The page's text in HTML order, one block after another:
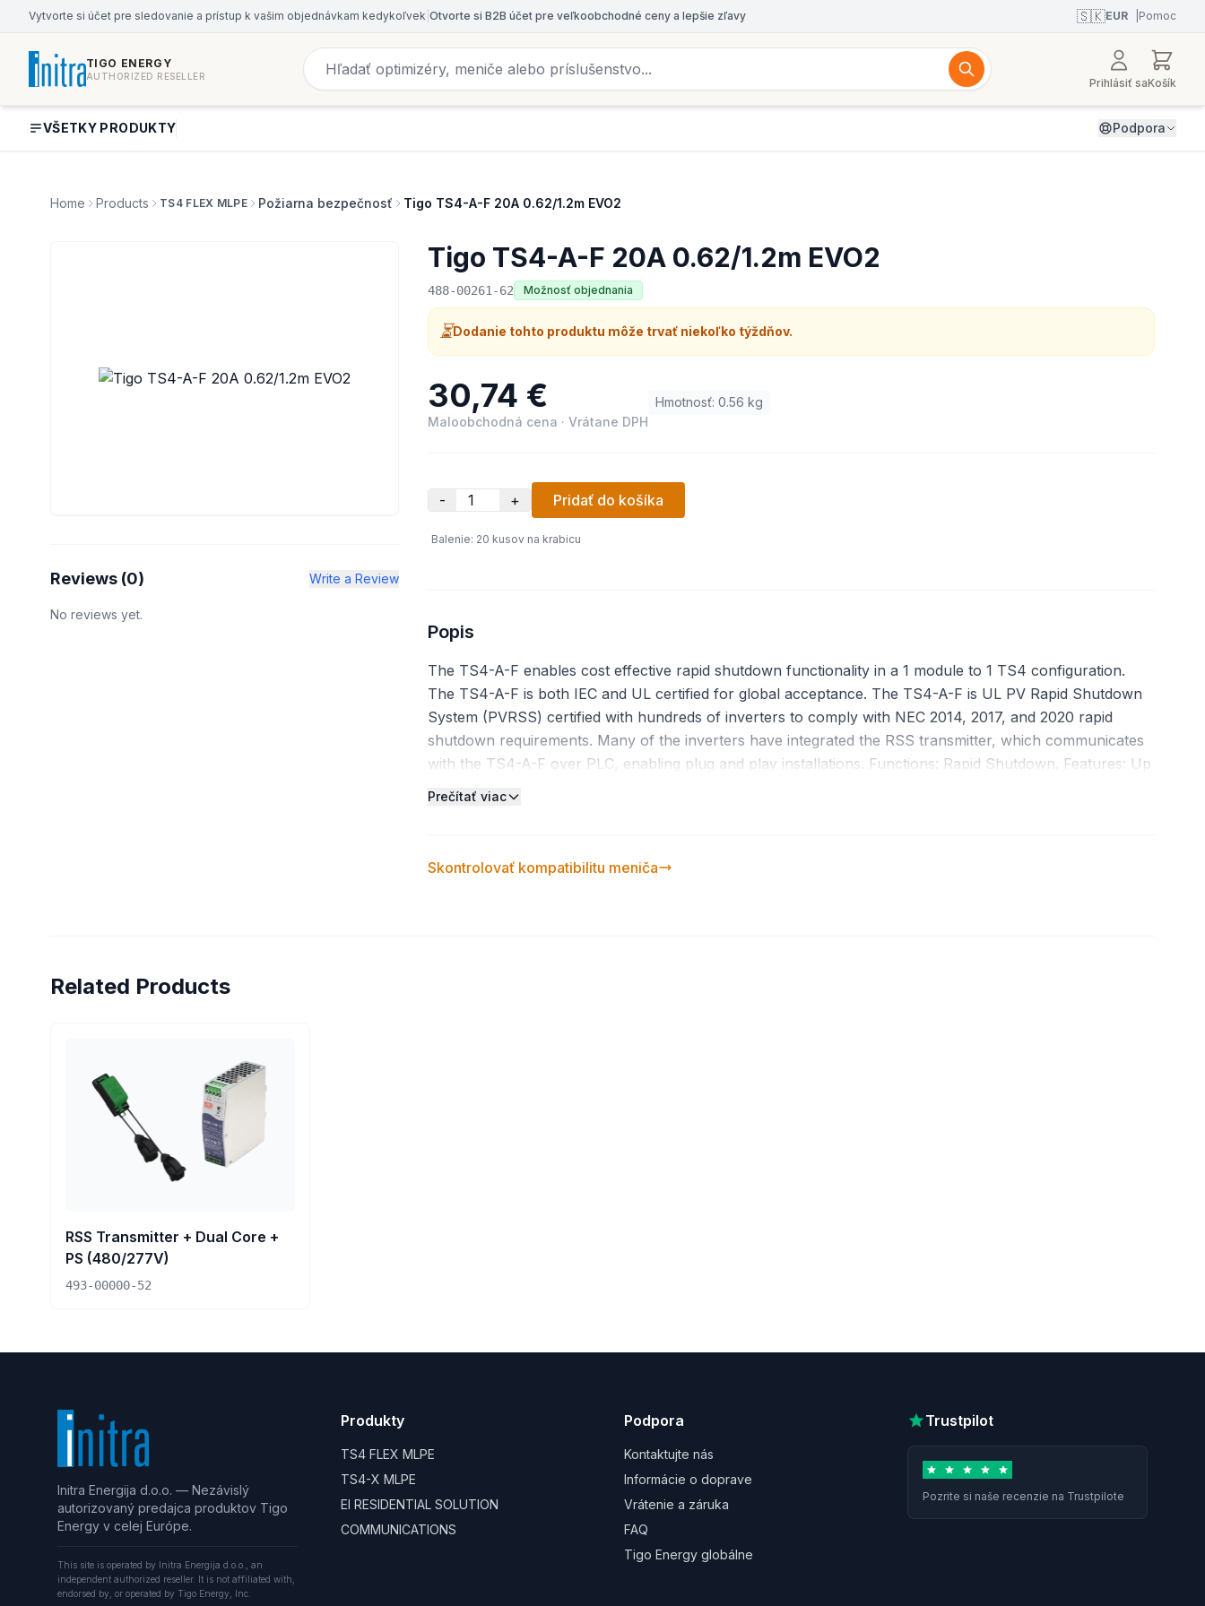
Vytvorte si účet pre sledovanie a prístup k vašim objednávkam kedykoľvek Otvorte si B2B účet pre veľkoobchodné ceny a lepšie zľavy 🇸🇰EUR Pomoc
TIGO ENERGY
AUTHORIZED RESELLER Prihlásiť saKošík
VŠETKY PRODUKTY Podpora
Home Products TS4 FLEX MLPE Požiarna bezpečnosť Tigo TS4-A-F 20A 0.62/1.2m EVO2
Reviews (0) Write a Review
No reviews yet.
Tigo TS4-A-F 20A 0.62/1.2m EVO2
488-00261-62 Možnosť objednania
⏳Dodanie tohto produktu môže trvať niekoľko týždňov.
30,74 €
Maloobchodná cena ·Vrátane DPH
Hmotnosť:0.56 kg
- + Pridať do košíka
Balenie: 20 kusov na krabicu
Popis
The TS4-A-F enables cost effective rapid shutdown functionality in a 1 module to 1 TS4 configuration.
The TS4-A-F is both IEC and UL certified for global acceptance. The TS4-A-F is UL PV Rapid Shutdown
System (PVRSS) certified with hundreds of inverters to comply with NEC 2014, 2017, and 2020 rapid
shutdown requirements. Many of the inverters have integrated the RSS transmitter, which communicates
with the TS4-A-F over PLC, enabling plug and play installations. Functions: Rapid Shutdown. Features: Up
to 725W (UL) 700W (IEC) per channel, IEC and UL certified, Meets US NEC rapid shutdown safety
PLC communication, 25-year warranty. Configuration: 1 module per TS4. Required: RSS Transmitter.
Prečítať viac
Skontrolovať kompatibilitu meniča
Related Products
RSS Transmitter + Dual Core +
PS (480/277V)
493-00000-52
Initra Energija d.o.o. — Nezávislý
autorizovaný predajca produktov Tigo
Energy v celej Európe.
This site is operated by Initra Energija d.o.o., an
independent authorized reseller. It is not affiliated with,
endorsed by, or operated by Tigo Energy, Inc.
Produkty
TS4 FLEX MLPE
TS4-X MLPE
EI RESIDENTIAL SOLUTION
COMMUNICATIONS
Podpora
Kontaktujte nás
Informácie o doprave
Vrátenie a záruka
FAQ
Tigo Energy globálne
Trustpilot
Pozrite si naše recenzie na Trustpilote